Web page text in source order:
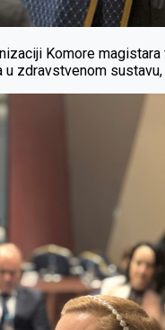
Komore
u zdravstvenom